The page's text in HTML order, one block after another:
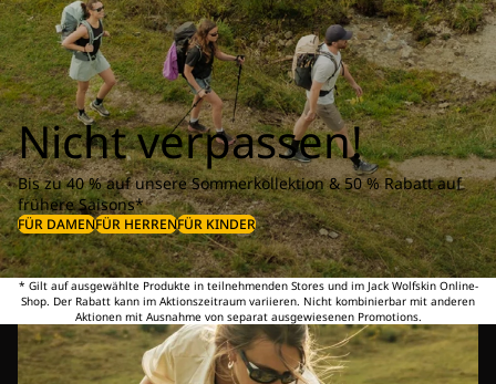
Nicht verpassen!
Bis zu 40 % auf unsere Sommerkollektion & 50 % Rabatt auf
frühere Saisons*
FÜR DAMENFÜR HERRENFÜR KINDER
* Gilt auf ausgewählte Produkte in teilnehmenden Stores und im Jack Wolfskin Online-
Shop. Der Rabatt kann im Aktionszeitraum variieren. Nicht kombinierbar mit anderen
Aktionen mit Ausnahme von separat ausgewiesenen Promotions.